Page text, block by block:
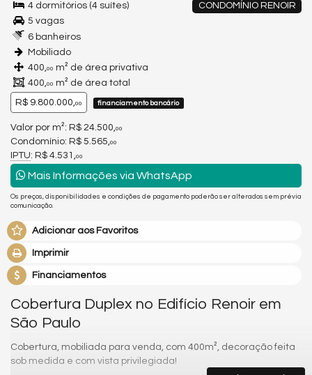
CONDOMÍNIO RENOIR
4 dormitórios (4 suítes)
5 vagas
6 banheiros
Mobiliado
400,00 m² de área privativa
400,00 m² de área total
R$ 9.800.000,00 financiamento bancário
Valor por m²: R$ 24.500, 00
Condomínio: R$ 5.565, 00
IPTU: R$ 4.531, 00
Mais Informações via WhatsApp
Os preços, disponibilidades e condições de pagamento poderão ser alterados sem prévia
comunicação.
Adicionar aos Favoritos
Imprimir
Financiamentos
Cobertura Duplex no Edifício Renoir em
São Paulo
Cobertura, mobiliada para venda, com 400m², decoração feita
sob medida e com vista privilegiada!